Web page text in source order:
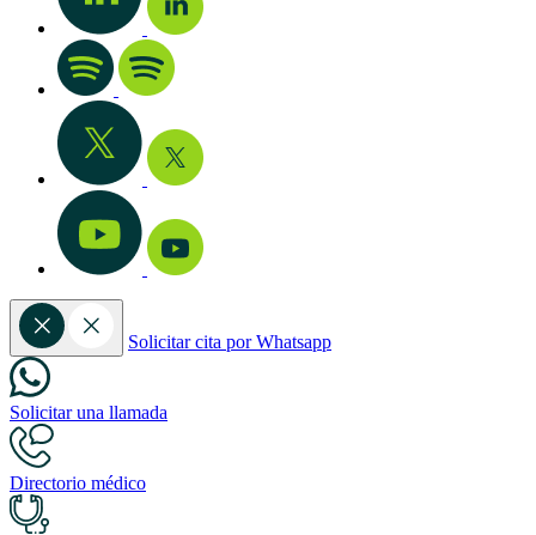
Solicitar cita por Whatsapp
Solicitar una llamada
Directorio médico